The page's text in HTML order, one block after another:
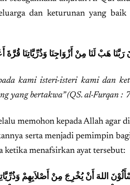
dan keturunan yang baik
kami isteri-isteri kami dan
yang bertakwa” (QS. al-Furqan :
memohon kepada Allah agar
serta menjadi pemimpin
ketika menafsirkan ayat tersebut:
اللهَ أَنْ يُخْرِجَ مِنْ أَصْلاَبِهِمْ